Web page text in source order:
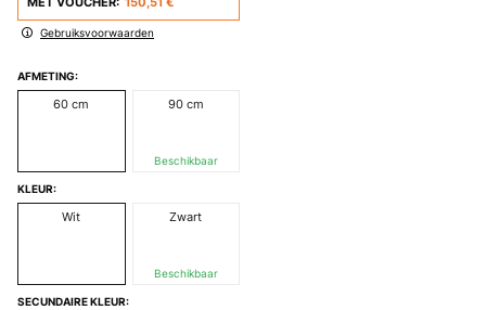
Gebruiksvoorwaarden
AFMETING:
60 cm 90 cm
Beschikbaar
KLEUR:
Wit Zwart
Beschikbaar
SECUNDAIRE KLEUR: